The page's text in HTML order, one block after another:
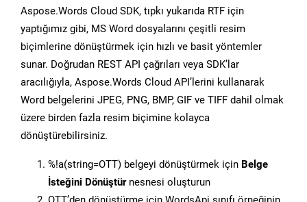
Aspose.Words Cloud SDK, tıpkı yukarıda RTF için
yaptığımız gibi, MS Word dosyalarını çeşitli resim
biçimlerine dönüştürmek için hızlı ve basit yöntemler
sunar. Doğrudan REST API çağrıları veya SDK’lar
aracılığıyla, Aspose.Words Cloud API’lerini kullanarak
Word belgelerini JPEG, PNG, BMP, GIF ve TIFF dahil olmak
üzere birden fazla resim biçimine kolayca
dönüştürebilirsiniz.
%!a(string=OTT) belgeyi dönüştürmek için Belge
İsteğini Dönüştürnesnesi oluşturun